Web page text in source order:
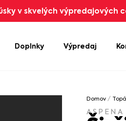
v skvelých výpredajových
Doplnky Výpredaj
Domov /
ASPENA